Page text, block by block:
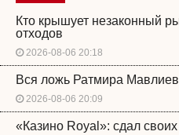
Кто крышует незаконный
отходов
2026-08-06 20:18
Вся ложь Ратмира
2026-08-06 20:09
«Казино Royal»: сдал своих